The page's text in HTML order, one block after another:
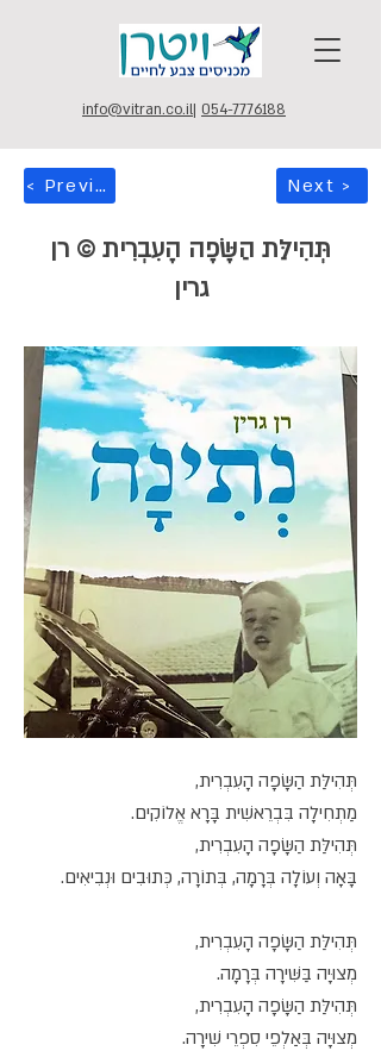
info@vitran.co.il| 054-7776188
< Previous Next >
תְּהִילַּת הַשָּׂפָה הָעִבְרִית © רן
גרין
תְּהִילַּת הַשָּׂפָה הָעִבְרִית,
מַתְחִילָה בִּבְרֵאשִׁית בָּרָא אֱלוֹקִים.
תְּהִילַּת הַשָּׂפָה הָעִבְרִית,
בָּאָה וְעוֹלָה בְּרָמָה, בְּתוֹרָה, כְּתוּבִים וּנְבִיאִים.
תְּהִילַּת הַשָּׂפָה הָעִבְרִית,
מְצוּיָה בַּשִּׁירָה בְּרָמָה.
תְּהִילַּת הַשָּׂפָה הָעִבְרִית,
מְצוּיָה בְּאַלְפֵי סִפְרֵי שִׁירָה.